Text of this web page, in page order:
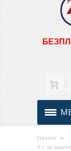
Начало
К-т за